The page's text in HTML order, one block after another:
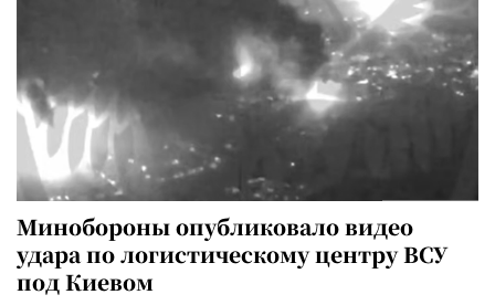
Минобороны опубликовало видео
удара по логистическому центру ВСУ
под Киевом